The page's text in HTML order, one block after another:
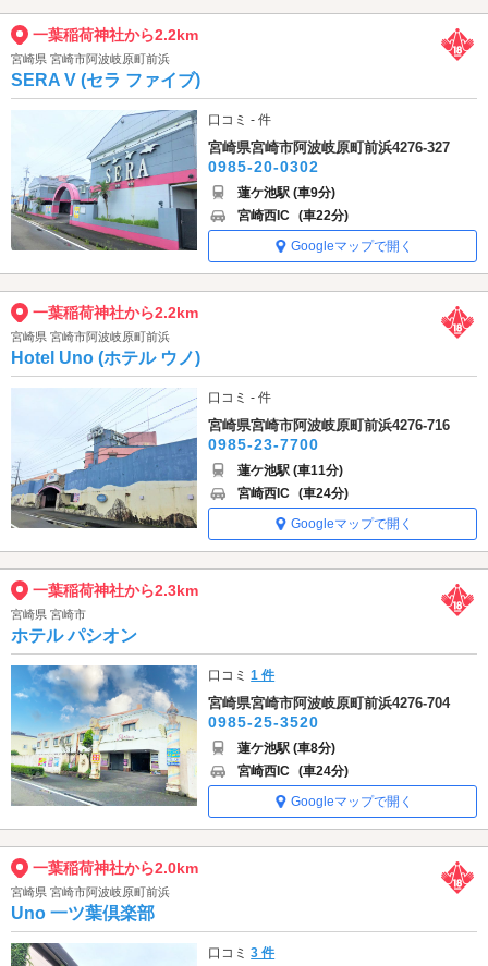
一葉稲荷神社から2.2km
宮崎県 宮崎市阿波岐原町前浜
SERA V (セラ ファイブ)
口コミ - 件
宮崎県宮崎市阿波岐原町前浜4276-327
0985-20-0302
蓮ケ池駅 (車9分)
宮崎西IC (車22分)
Googleマップで開く
一葉稲荷神社から2.2km
宮崎県 宮崎市阿波岐原町前浜
Hotel Uno (ホテル ウノ)
口コミ - 件
宮崎県宮崎市阿波岐原町前浜4276-716
0985-23-7700
蓮ケ池駅 (車11分)
宮崎西IC (車24分)
Googleマップで開く
一葉稲荷神社から2.3km
宮崎県 宮崎市
ホテル パシオン
口コミ1 件
宮崎県宮崎市阿波岐原町前浜4276-704
0985-25-3520
蓮ケ池駅 (車8分)
宮崎西IC (車24分)
Googleマップで開く
一葉稲荷神社から2.0km
宮崎県 宮崎市阿波岐原町前浜
Uno 一ツ葉倶楽部
口コミ3 件